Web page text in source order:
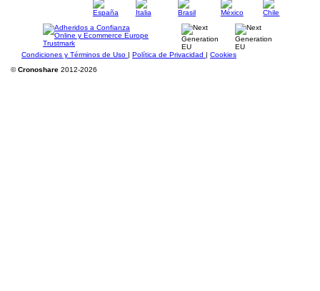
Condiciones y Términos de Uso | Política de Privacidad | Cookies
©Cronoshare 2012-2026